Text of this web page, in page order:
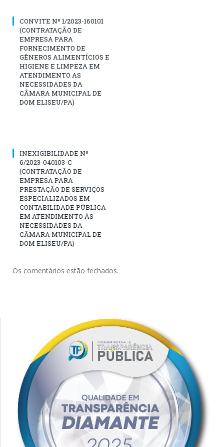
CONVITE Nº 1/2023-160101
(CONTRATAÇÃO DE
EMPRESA PARA
FORNECIMENTO DE
GÊNEROS ALIMENTÍCIOS E
HIGIENE E LIMPEZA EM
ATENDIMENTO AS
NECESSIDADES DA
CÂMARA MUNICIPAL DE
DOM ELISEU/PA)
INEXIGIBILIDADE Nº
6/2023-040103-C
(CONTRATAÇÃO DE
EMPRESA PARA
PRESTAÇÃO DE SERVIÇOS
ESPECIALIZADOS EM
CONTABILIDADE PÚBLICA
EM ATENDIMENTO ÀS
NECESSIDADES DA
CÂMARA MUNICIPAL DE
DOM ELISEU/PA)
Os comentários estão fechados.